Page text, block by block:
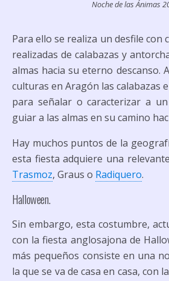
Noche de las Ánimas
Para ello se realiza un desfile con
realizadas de calabazas y
almas hacia su eterno descanso.
culturas en Aragón las calabazas
para señalar o caracterizar a
guiar a las almas en su camino
Hay muchos puntos de la
esta fiesta adquiere una
Trasmoz, Graus o Radiquero.
Halloween.
Sin embargo, esta costumbre,
con la fiesta anglosajona de
más pequeños consiste en una
la que se va de casa en casa, con